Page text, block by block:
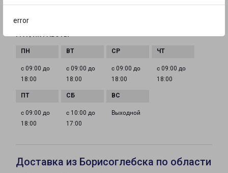
error
ГРАФИК РАБОТЫ
с 09:00 до
18:00
с 09:00 до
18:00
с 09:00 до
18:00
с 09:00 до
18:00
с 09:00 до
18:00
с 10:00 до
17:00
Выходной
Доставка из Борисоглебска по области